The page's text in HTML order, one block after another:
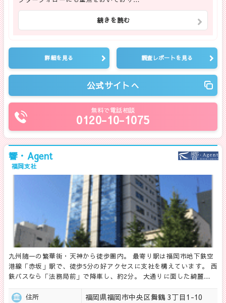
続きを読む
詳細を見る 調査レポートを見る
公式サイトへ
無料で電話相談
0120-10-1075
響・Agent
福岡支社
九州随一の繁華街・天神から徒歩圏内。 最寄り駅は福岡市地下鉄空
港線「赤坂」駅で、徒歩5分の好アクセスに支社を構えています。 西
鉄バスなら「法務局前」で降車し、約2分。 大通りに面した綺麗…
住所 福岡県福岡市中央区舞鶴 3丁目1-10